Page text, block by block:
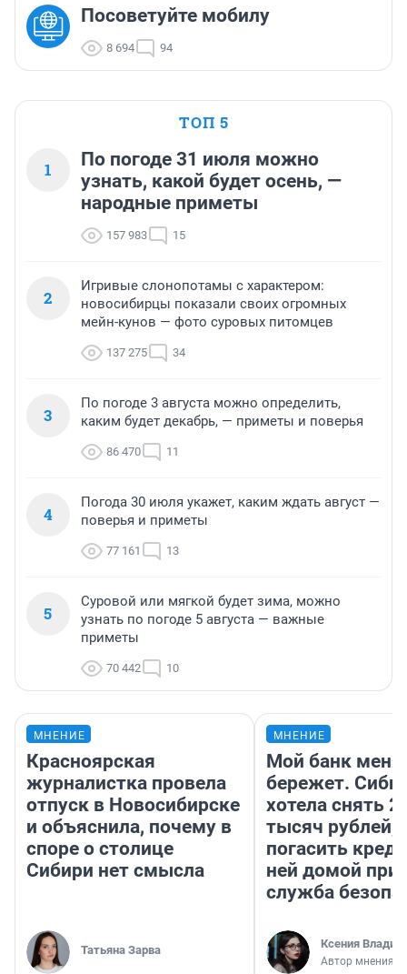
Посоветуйте мобилу
8 694 94
ТОП 5
1
По погоде 31 июля можно
узнать, какой будет осень, —
народные приметы
157 983 15
2
Игривые слонопотамы с характером:
новосибирцы показали своих огромных
мейн-кунов — фото суровых питомцев
137 275 34
3
По погоде 3 августа можно определить,
каким будет декабрь, — приметы и поверья
86 470 11
4
Погода 30 июля укажет, каким ждать август —
поверья и приметы
77 161 13
5
Суровой или мягкой будет зима, можно
узнать по погоде 5 августа — важные
приметы
70 442 10
МНЕНИЕ
Красноярская
журналистка провела
отпуск в Новосибирске
и объяснила, почему в
споре о столице
Сибири нет смысла
Татьяна Зарва
МНЕНИЕ
Мой банк меня
бережет.
хотела снять
тысяч рублей,
погасить
ней домой
служба
Ксения
Автор мнения